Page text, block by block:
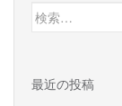
検
索:
最近の投稿